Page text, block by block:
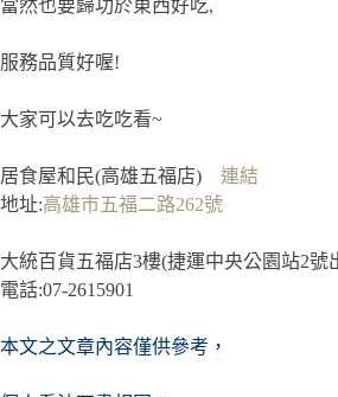
當然也要歸功於東西好吃,
服務品質好喔!
大家可以去吃吃看~
居食屋和民(高雄五福店) 連結
地址:高雄市五福二路262號
大統百貨五福店3樓(捷運中央公園站2號
電話:07-2615901
本文之文章內容僅供參考，